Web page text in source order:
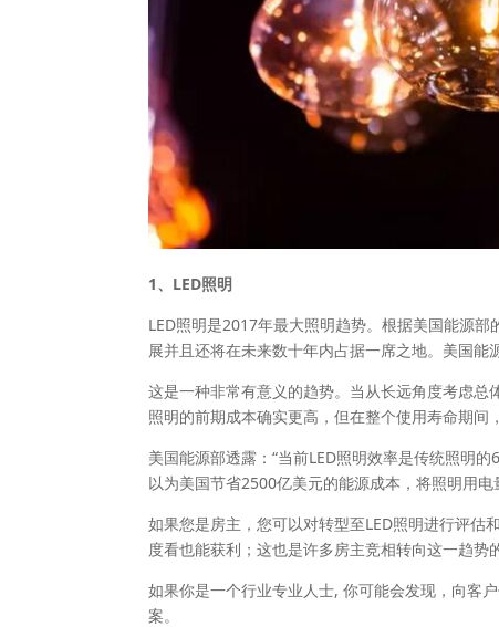
1、LED照明
LED照明是2017年最大照明趋势。根据美国能源
展并且还将在未来数十年内占据一席之地。美国能
这是一种非常有意义的趋势。当从长远角度考虑总
照明的前期成本确实更高，但在整个使用寿命期间
美国能源部透露：“当前LED照明效率是传统照明
以为美国节省2500亿美元的能源成本，将照明用
如果您是房主，您可以对转型至LED照明进行评估
度看也能获利；这也是许多房主竞相转向这一趋势
如果你是一个行业专业人士, 你可能会发现，向客
案。